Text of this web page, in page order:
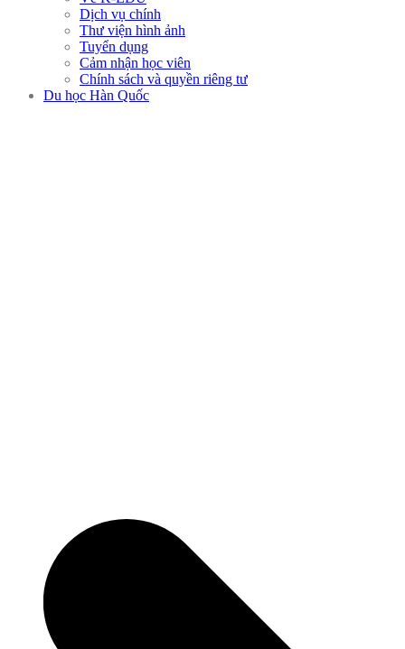
Dịch vụ chính
Thư viện hình ảnh
Tuyển dụng
Cảm nhận học viên
Chính sách và quyền riêng tư
Du học Hàn Quốc